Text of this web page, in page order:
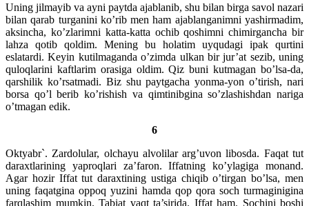
Uning jilmayib va ayni paytda ajablanib, shu bilan birga savol nazari
bilan qarab turganini ko’rib men ham ajablanganimni yashirmadim,
aksincha, ko’zlarimni katta-katta ochib qoshimni chimirgancha bir
lahza qotib qoldim. Mening bu holatim uyqudagi ipak qurtini
eslatardi. Keyin kutilmaganda o’zimda ulkan bir jur’at sezib, uning
quloqlarini kaftlarim orasiga oldim. Qiz buni kutmagan bo’lsa-da,
qarshilik ko’rsatmadi. Biz shu paytgacha yonma-yon o’tirish, nari
borsa qo’l berib ko’rishish va qimtinibgina so’zlashishdan nariga
o’tmagan edik.
6
Oktyabr`. Zardolular, olchayu alvolilar arg’uvon libosda. Faqat tut
daraxtlarining yaproqlari za’faron. Iffatning ko’ylagiga monand.
Agar hozir Iffat tut daraxtining ustiga chiqib o’tirgan bo’lsa, men
uning faqatgina oppoq yuzini hamda qop qora soch turmaginigina
farqlashim mumkin. Tabiat vaqt ta’sirida. Iffat ham. Sochini boshi